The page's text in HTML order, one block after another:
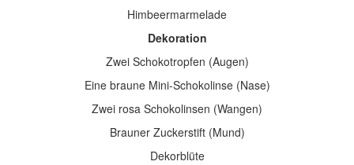
Himbeermarmelade
Dekoration
Zwei Schokotropfen (Augen)
Eine braune Mini-Schokolinse (Nase)
Zwei rosa Schokolinsen (Wangen)
Brauner Zuckerstift (Mund)
Dekorblüte